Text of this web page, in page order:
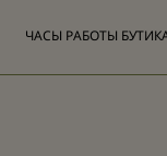
ЧАСЫ РАБОТЫ